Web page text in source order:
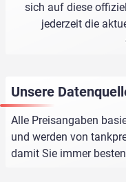
sich auf diese
jederzeit die
Unsere
Alle Preisangaben
und werden von
damit Sie immer